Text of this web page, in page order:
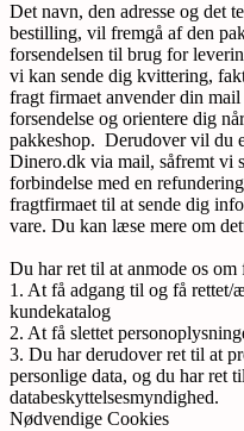
Det navn, den adresse og det
bestilling, vil fremgå af den
forsendelsen til brug for
vi kan sende dig kvittering,
fragt firmaet anvender din
forsendelse og orientere dig
pakkeshop. Derudover vil du
Dinero.dk via mail, såfremt vi
forbindelse med en
fragtfirmaet til at sende dig
vare. Du kan læse mere om
Du har ret til at anmode os om
1. At få adgang til og få rettet/
kundekatalog
2. At få slettet
3. Du har derudover ret til at
personlige data, og du har ret
databeskyttelsesmyndighed.
Nødvendige Cookies